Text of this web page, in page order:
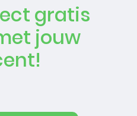
gratis
jouw